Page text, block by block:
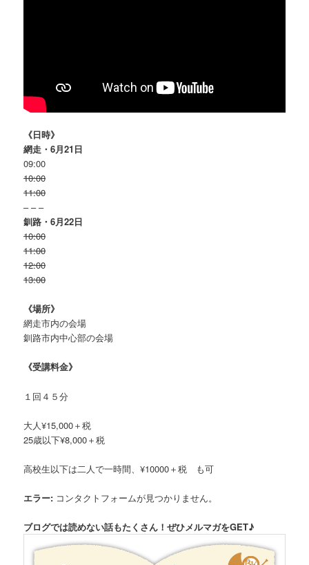
《日時》
網走・6月21日
09:00
10:00
11:00
– – –
釧路・6月22日
10:00
11:00
12:00
13:00
《場所》
網走市内の会場
釧路市内中心部の会場
《受講料金》
１回４５分
大人¥15,000＋税
25歳以下¥8,000＋税
高校生以下は二人で一時間、¥10000＋税 も可
エラー: コンタクトフォームが見つかりません。
ブログでは読めない話もたくさん！ぜひメルマガをGET♪